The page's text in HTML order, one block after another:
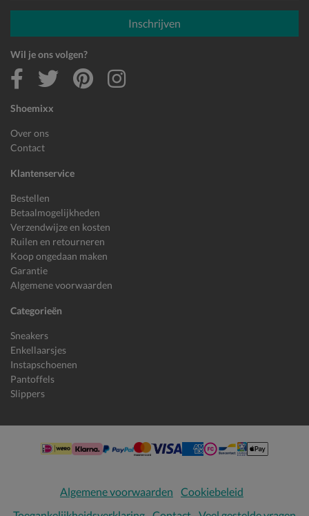
Shoemixx
Over ons
Contact
Klantenservice
Bestellen
Betaalmogelijkheden
Verzendwijze en kosten
Ruilen en retourneren
Koop ongedaan maken
Garantie
Algemene voorwaarden
Categorieën
Sneakers
Enkellaarsjes
Instapschoenen
Pantoffels
Slippers
E-mailadres
Inschrijven
Wil je ons volgen?
Algemene voorwaarden
Cookiebeleid